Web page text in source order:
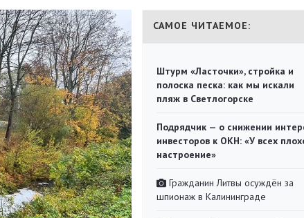
САМОЕ ЧИТАЕМОЕ:
Штурм «Ласточки», стройка и
полоска песка: как мы искали
пляж в Светлогорске
Подрядчик — о снижении
инвесторов к ОКН: «У всех
настроение»
Гражданин Литвы осуждён за
шпионаж в Калининграде